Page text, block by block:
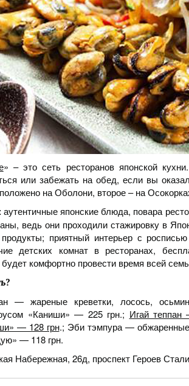
» – это сеть ресторанов японской
или забежать на обед, если вы
на Оболони, второе – на
аутентичные японские блюда, повара
ведь они проходили стажировку в
продукты; приятный интерьер с
детских комнат в ресторанах,
будет комфортно провести время всей
— жареные креветки, лосось,
«Каниши» — 225 грн.; Игай
— 128 грн.; Эби тэмпура —
— 118 грн.
Набережная, 26д, проспект Героев